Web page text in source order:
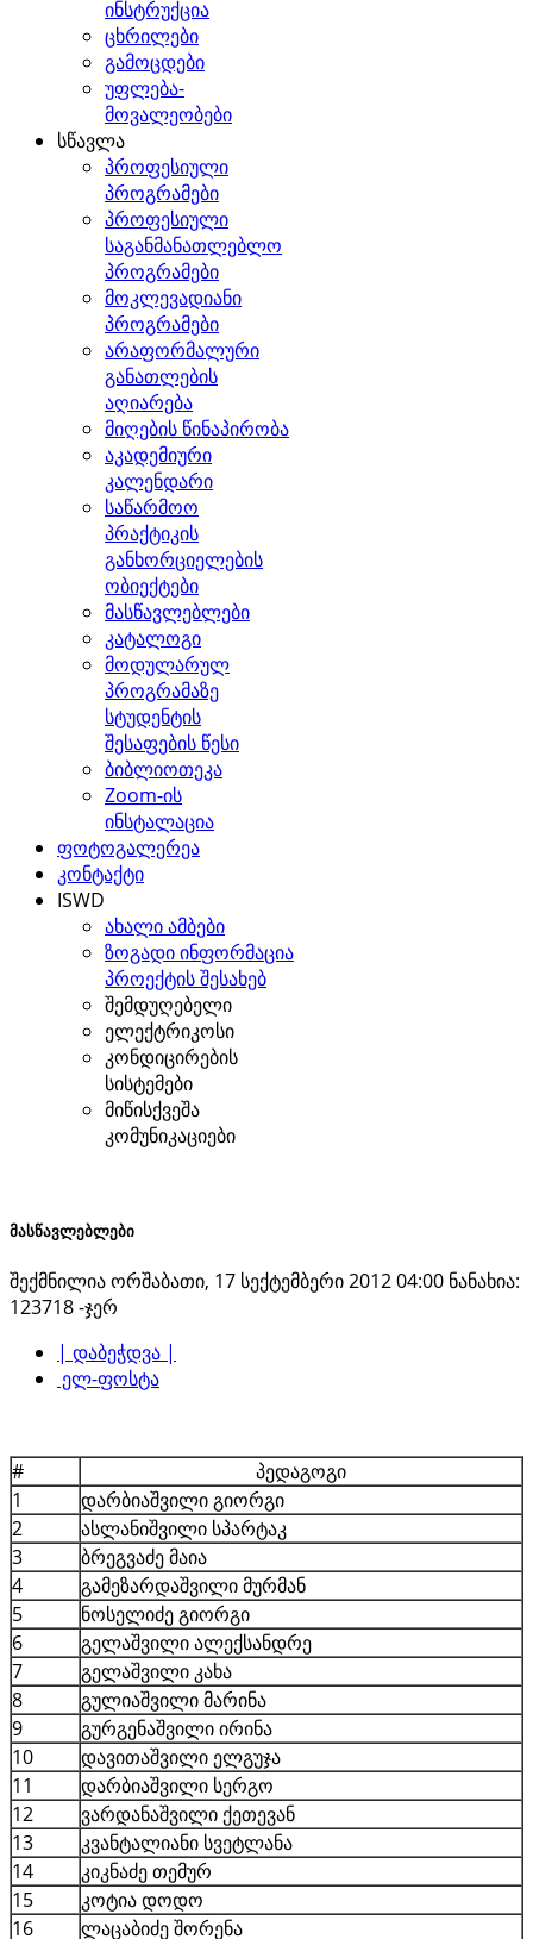
ინსტრუქცია
ცხრილები
გამოცდები
უფლება-
მოვალეობები
სწავლა
პროფესიული
პროგრამები
პროფესიული
საგანმანათლებლო
პროგრამები
მოკლევადიანი
პროგრამები
არაფორმალური
განათლების
აღიარება
მიღების წინაპირობა
აკადემიური
კალენდარი
საწარმოო
პრაქტიკის
განხორციელების
ობიექტები
მასწავლებლები
კატალოგი
მოდულარულ
პროგრამაზე
სტუდენტის
შესაფების წესი
ბიბლიოთეკა
Zoom-ის
ინსტალაცია
ფოტოგალერეა
კონტაქტი
ISWD
ახალი ამბები
ზოგადი ინფორმაცია
პროექტის შესახებ
შემდუღებელი
ელექტრიკოსი
კონდიცირების
სისტემები
მიწისქვეშა
კომუნიკაციები
მასწავლებლები
შექმნილია ორშაბათი, 17 სექტემბერი 2012 04:00 ნანახია:
123718 -ჯერ
| დაბეჭდვა |
ელ-ფოსტა
#
პედაგოგი
1
დარბიაშვილი გიორგი
2
ასლანიშვილი სპარტაკ
3
ბრეგვაძე მაია
4
გამეზარდაშვილი მურმან
5
ნოსელიძე გიორგი
6
გელაშვილი ალექსანდრე
7
გელაშვილი კახა
8
გულიაშვილი მარინა
9
გურგენაშვილი ირინა
10
დავითაშვილი ელგუჯა
11
დარბიაშვილი სერგო
12
ვარდანაშვილი ქეთევან
13
კვანტალიანი სვეტლანა
14
კიკნაძე თემურ
15
კოტია დოდო
16
ლაცაბიძე შორენა